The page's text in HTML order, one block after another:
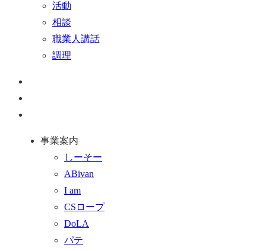
活動
相談
職業人講話
調理
事業案内
しーそー
ABivan
I am
CSロープ
DoLA
パテ